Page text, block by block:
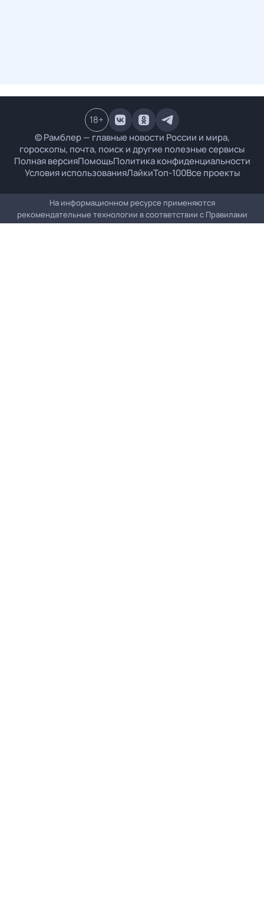
© Рамблер — главные новости России и мира,
гороскопы, почта, поиск и другие полезные сервисы
Полная версияПомощьПолитика конфиденциальности
Условия использованияЛайкиТоп-100Все проекты
18+
На информационном ресурсе применяются
рекомендательные технологии в соответствии с Правилами